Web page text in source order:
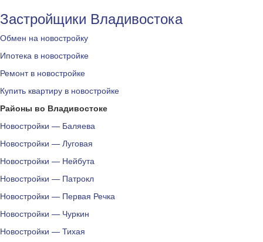
Застройщики Владивостока
Обмен на новостройку
Ипотека в новостройке
Ремонт в новостройке
Купить квартиру в новостройке
Районы во Владивостоке
Новостройки — Баляева
Новостройки — Луговая
Новостройки — Нейбута
Новостройки — Патрокл
Новостройки — Первая Речка
Новостройки — Чуркин
Новостройки — Тихая